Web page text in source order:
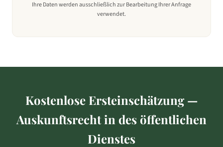
Ihre Daten werden ausschließlich zur Bearbeitung Ihrer Anfrage
verwendet.
Kostenlose Ersteinschätzung —
Auskunftsrecht in des öffentlichen
Dienstes